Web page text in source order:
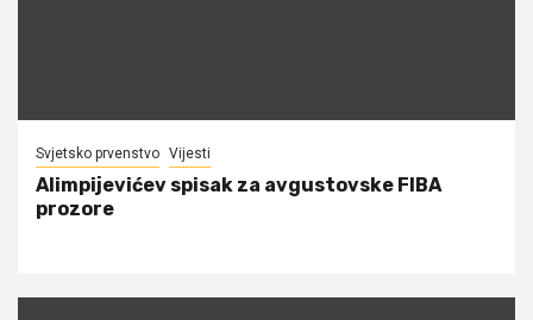
Svjetsko prvenstvo Vijesti
Alimpijevićev spisak za avgustovske FIBA
prozore